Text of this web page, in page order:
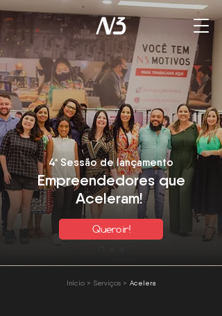
4ª Sessão de lançamento
Empreendedores que
Aceleram!
Quero ir!
Início > Serviços > Acelera